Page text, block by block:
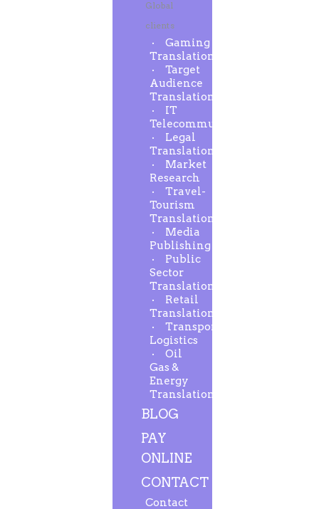
Global
clients
Gaming
Translation
Target
Audience
Translation
IT
Telecommunication
Legal
Translation
Market
Research
Travel-
Tourism
Translation
Media
Publishing
Public
Sector
Translation
Retail
Translation
Transport-
Logistics
Oil
Gas &
Energy
Translation
BLOG
PAY
ONLINE
CONTACT
Contact